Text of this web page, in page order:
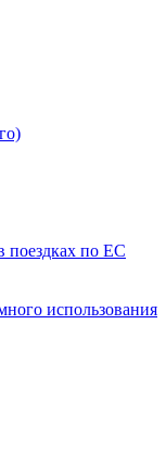
поездках по ЕС
использования